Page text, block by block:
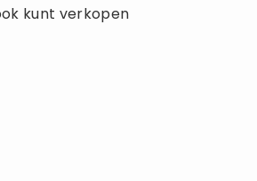
kunt verkopen